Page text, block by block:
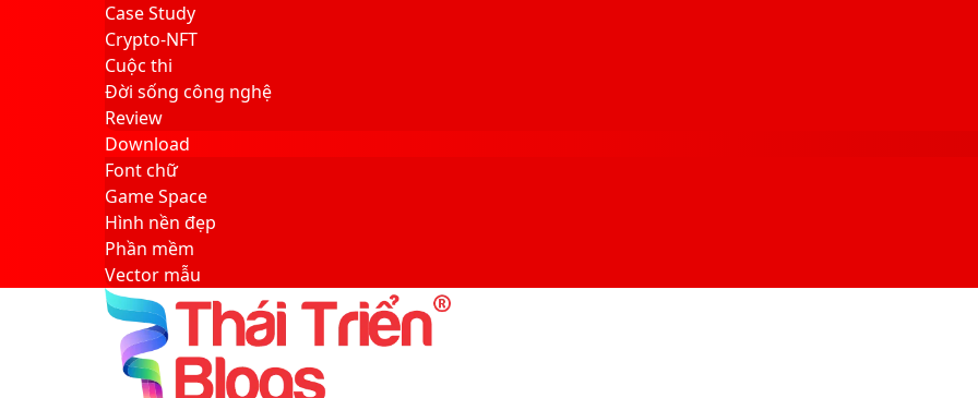
Case Study
Crypto-NFT
Cuộc thi
Đời sống công nghệ
Review
Download
Font chữ
Game Space
Hình nền đẹp
Phần mềm
Vector mẫu
Sidebar
Search
for